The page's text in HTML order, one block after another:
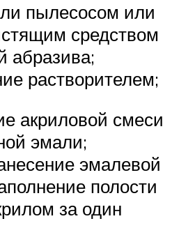
пылесосом или
средством
абразива;
растворителем;
акриловой смеси
эмали;
эмалевой
полости
за один